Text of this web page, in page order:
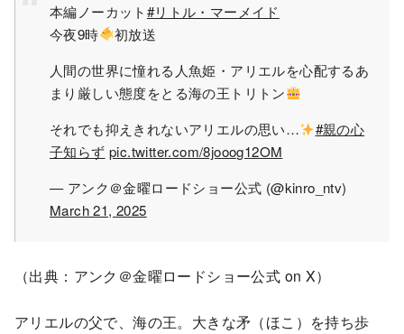
本編ノーカット#リトル・マーメイド
今夜9時
初放送
人間の世界に憧れる人魚姫・アリエルを心配するあ
まり厳しい態度をとる海の王トリトン
それでも抑えきれないアリエルの思い…
#親の心
子知らず pic.twitter.com/8jooog12OM
— アンク＠金曜ロードショー公式 (@kinro_ntv)
March 21, 2025
（出典：アンク＠金曜ロードショー公式 on X）
アリエルの父で、海の王。大きな矛（ほこ）を持ち歩